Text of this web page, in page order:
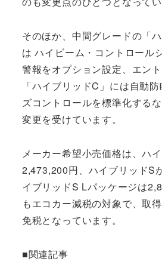
そのほか、中間グレードの「
は ハイビーム・コントロール
警報をオプション設定、エン
「ハイブリッドC」には自動
ズコントロールを標準化する
変更を受けています。
メーカー希望小売価格は、ハ
2,473,200円、ハイブリッドS
イブリッドS Lパッケージは
もエコカー減税の対象で、取
免税となっています。
■関連記事